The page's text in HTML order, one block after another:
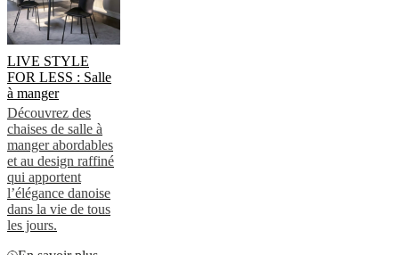
LIVE STYLE
FOR LESS : Salle
à manger
Découvrez des
chaises de salle à
manger abordables
et au design raffiné
qui apportent
l’élégance danoise
dans la vie de tous
les jours.